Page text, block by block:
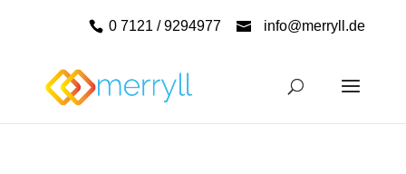
0 7121 / 9294977 info@merryll.de